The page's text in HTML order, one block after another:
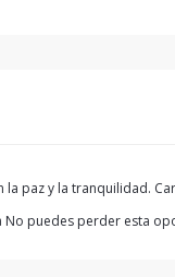
paz y la tranquilidad.
puedes perder esta